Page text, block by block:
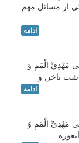
مسائل مهم
ادامه
مَهْدِيِّ الْمَمِ وَ
ناخن و
ادامه
مَهْدِيِّ الْمَمِ وَ